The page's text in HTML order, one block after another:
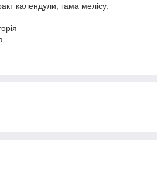
календули, гама мелісу.